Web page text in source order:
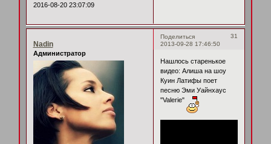
2016-08-20 23:07:09
Поделиться
31
2013-09-28 17:46:50
Nadin
Администратор
Нашлось старенькое
видео: Алиша на шоу
Куин Латифы поет
песню Эми Уайнхаус
"Valerie"